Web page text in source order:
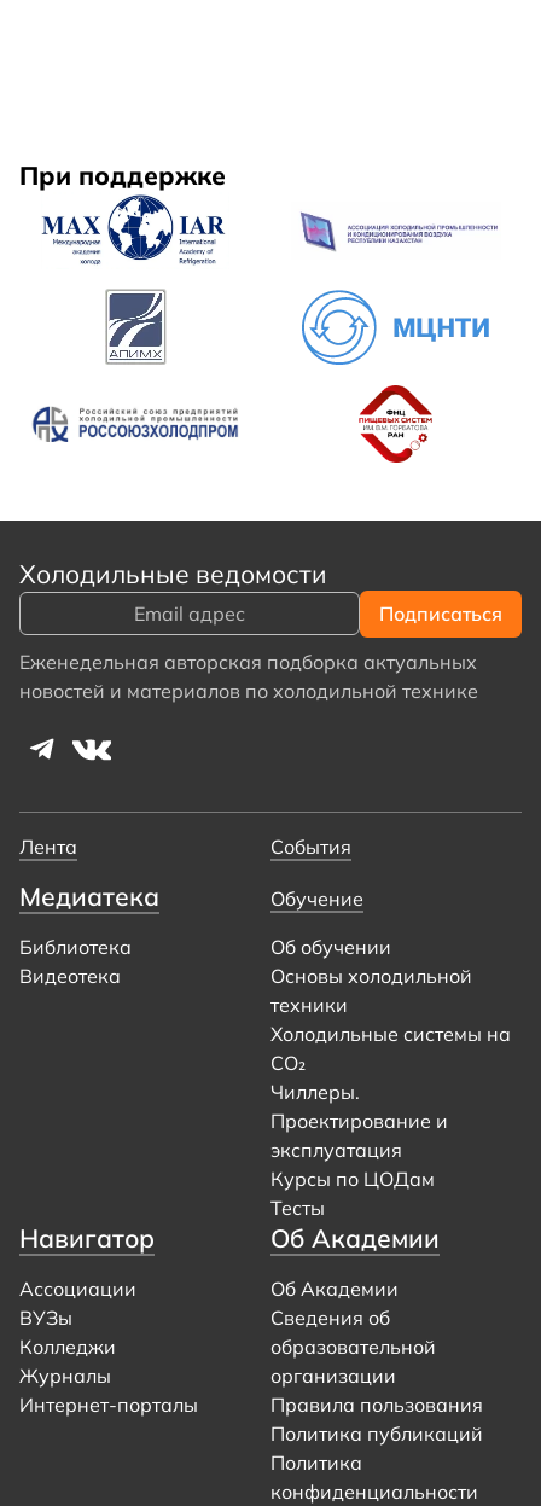
При поддержке
Холодильные ведомости
Еженедельная авторская подборка актуальных
новостей и материалов по холодильной технике
Лента События
Медиатека
Библиотека
Видеотека
Обучение
Об обучении
Основы холодильной
техники
Холодильные системы на
CO₂
Чиллеры.
Проектирование и
эксплуатация
Курсы по ЦОДам
Тесты
Навигатор
Ассоциации
ВУЗы
Колледжи
Журналы
Интернет-порталы
Об Академии
Об Академии
Сведения об
образовательной
организации
Правила пользования
Политика публикаций
Политика
конфиденциальности